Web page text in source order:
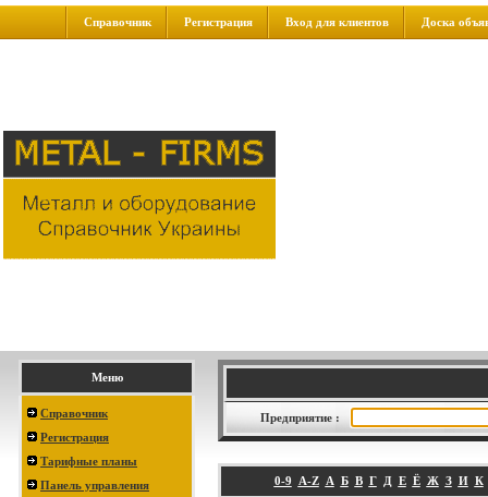
Справочник Регистрация Вход для клиентов Доска
Меню
Справочник
Регистрация
Тарифные планы
Панель управления
Предприятие :
0-9 A-Z А Б В Г Д Е Ё Ж З И К